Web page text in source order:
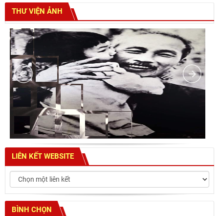
THƯ VIỆN ẢNH
LIÊN KẾT WEBSITE
BÌNH CHỌN